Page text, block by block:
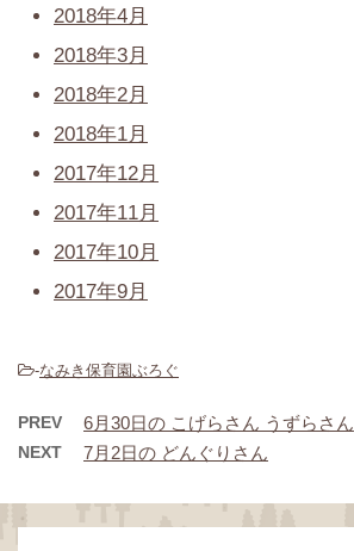
2018年4月
2018年3月
2018年2月
2018年1月
2017年12月
2017年11月
2017年10月
2017年9月
-なみき保育園ぶろぐ
PREV 6月30日の こげらさん うずらさん
NEXT 7月2日の どんぐりさん